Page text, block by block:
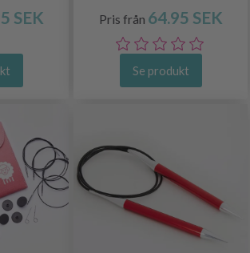
SEK Pris från 64.95 SEK
Se produkt